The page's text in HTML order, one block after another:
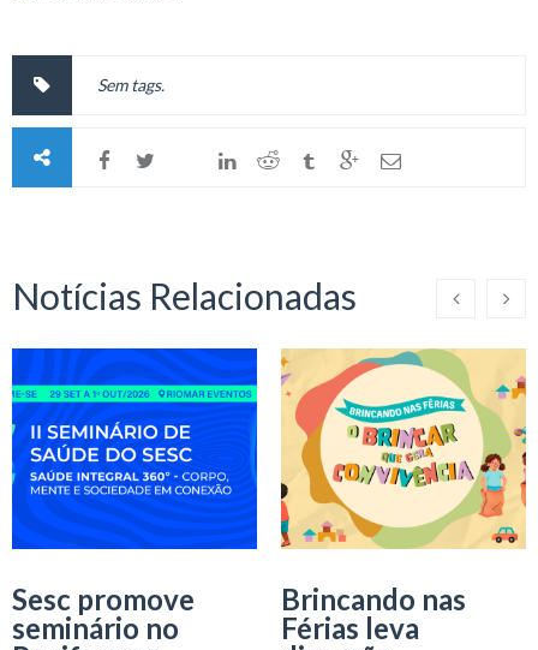
Sem tags.
Notícias Relacionadas
Sesc promove
seminário no
Brincando nas
Férias leva